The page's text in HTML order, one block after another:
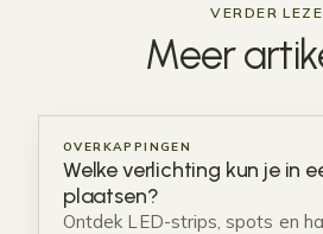
VERDER
Meer
OVERKAPPINGEN
Welke verlichting kun je in
plaatsen?
Ontdek LED-strips, spots en